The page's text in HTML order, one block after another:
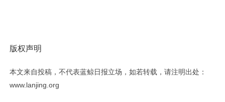
版权声明
本文来自投稿，不代表蓝鲸日报立场，如若转载，请注明出处：
www.lanjing.org